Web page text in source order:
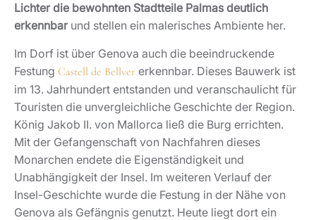
Lichter die bewohnten Stadtteile Palmas deutlich
erkennbarund stellen ein malerisches Ambiente her.
Im Dorf ist über Genova auch die beeindruckende
Festung Castell de Bellver erkennbar. Dieses Bauwerk ist
im 13. Jahrhundert entstanden und veranschaulicht für
Touristen die unvergleichliche Geschichte der Region.
König Jakob II. von Mallorca ließ die Burg errichten.
Mit der Gefangenschaft von Nachfahren dieses
Monarchen endete die Eigenständigkeit und
Unabhängigkeit der Insel. Im weiteren Verlauf der
Insel-Geschichte wurde die Festung in der Nähe von
Genova als Gefängnis genutzt. Heute liegt dort ein